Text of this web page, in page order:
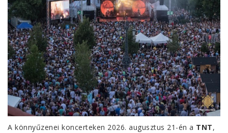
A könnyűzenei koncerteken 2026. augusztus 21-én a TNT,